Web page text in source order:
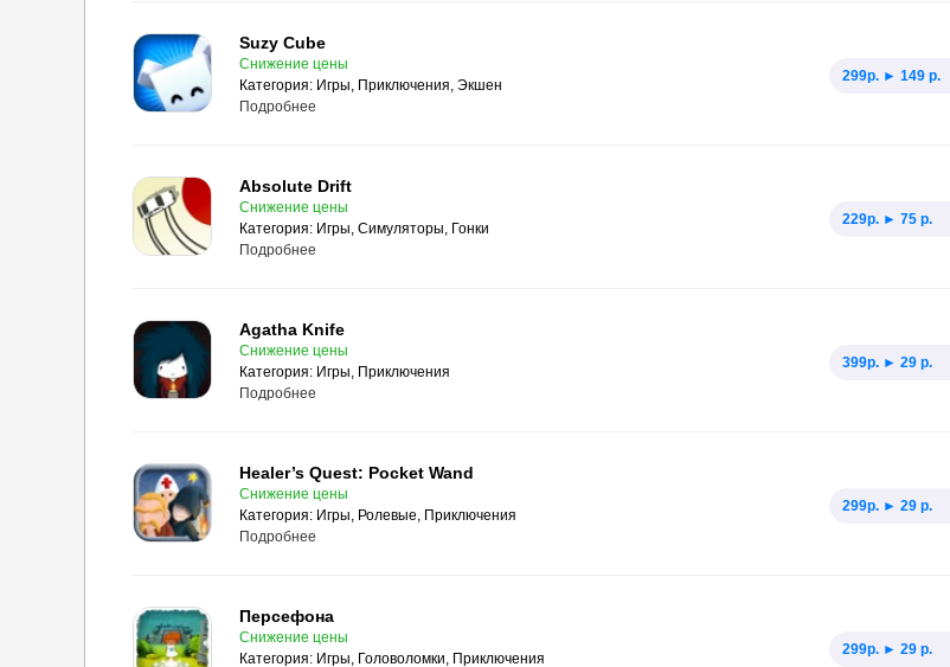
Suzy Cube
Снижение цены
Категория: Игры, Приключения, Экшен
299p. ► 149 р.
Подробнее
Absolute Drift
Снижение цены
Категория: Игры, Симуляторы, Гонки
229p. ► 75 р.
Подробнее
Agatha Knife
Снижение цены
Категория: Игры, Приключения
399p. ► 29 р.
Подробнее
Healer’s Quest: Pocket Wand
Снижение цены
Категория: Игры, Ролевые, Приключения
299p. ► 29 р.
Подробнее
Персефона
Снижение цены
Категория: Игры, Головоломки, Приключения
299p. ► 29 р.